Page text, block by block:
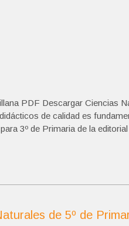
PDF Descargar Ciencias
de calidad es
3º de Primaria de la
de 5º de